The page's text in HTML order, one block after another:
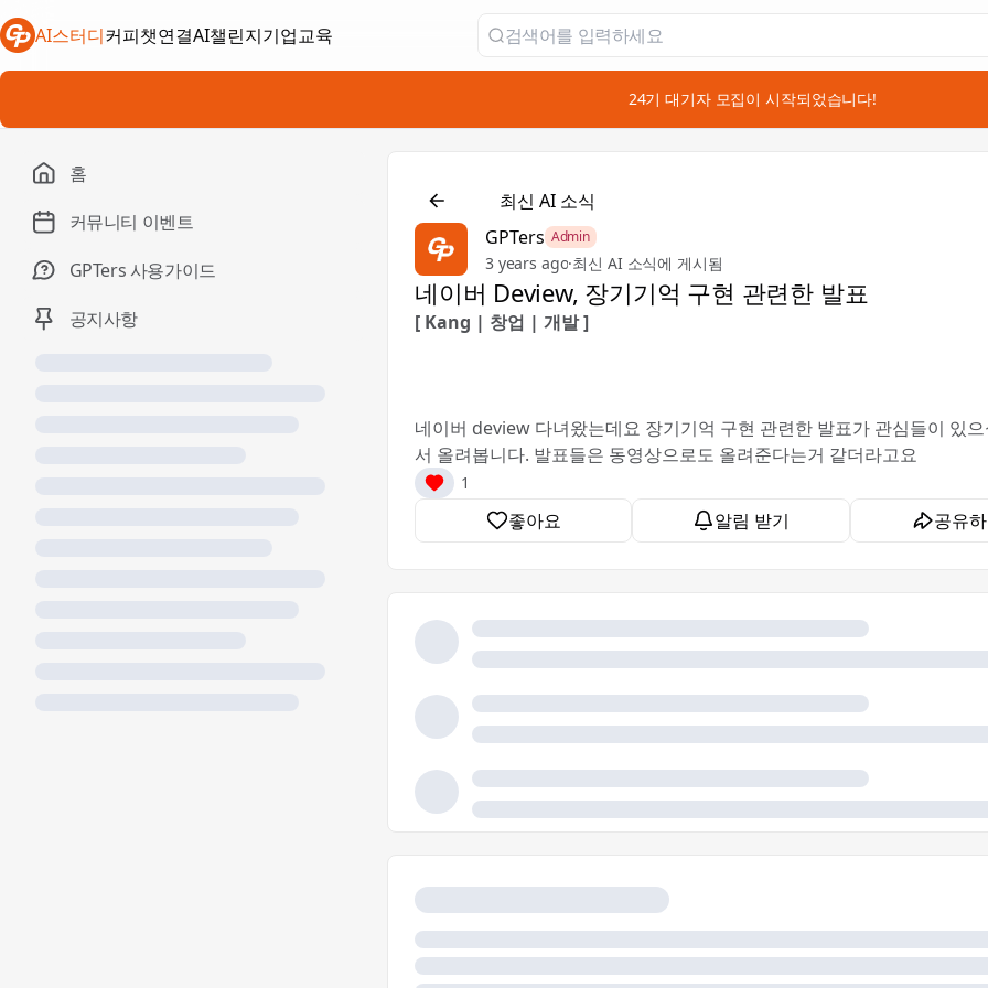
AI스터디커피챗연결
새 탭에서 열림AI챌린지
새 탭에서 열림
기업교육
새 탭에서 열림
📣 24기 대기자 모집이 시작되었습니다!
홈
커뮤니티 이벤트
GPTers 사용가이드
공지사항
📰최신 AI 소식
GPTers Admin
3 years ago·최신 AI 소식에 게시됨
네이버 Deview, 장기기억 구현 관련한 발표
[ Kang | 창업 | 개발 ]
네이버 deview 다녀왔는데요 장기기억 구현 관련한 발표가 관심들이 있
서 올려봅니다. 발표들은 동영상으로도 올려준다는거 같더라고요
1
좋아요 알림 받기 공유